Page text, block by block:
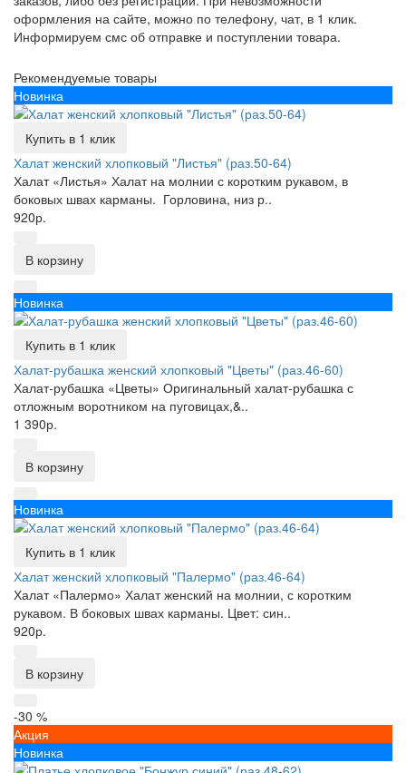
оформления на сайте, можно по телефону, чат, в 1 клик.
Информируем смс об отправке и поступлении товара.
Рекомендуемые товары
Новинка
Купить в 1 клик
Халат женский хлопковый "Листья" (раз.50-64)
Халат «Листья» Халат на молнии с коротким рукавом, в
боковых швах карманы. Горловина, низ р..
920р.
В корзину
Новинка
Купить в 1 клик
Халат-рубашка женский хлопковый "Цветы" (раз.46-60)
Халат-рубашка «Цветы» Оригинальный халат-рубашка с
отложным воротником на пуговицах,&..
1 390р.
В корзину
Новинка
Купить в 1 клик
Халат женский хлопковый "Палермо" (раз.46-64)
Халат «Палермо» Халат женский на молнии, с коротким
рукавом. В боковых швах карманы. Цвет: син..
920р.
В корзину
-30 %
Акция
Новинка